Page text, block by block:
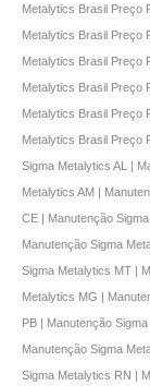
Metalytics Brasil Preço
Metalytics Brasil Preço
Metalytics Brasil Preço
Metalytics Brasil Preço
Metalytics Brasil Preço
Metalytics Brasil Preço
Sigma Metalytics AL |
Metalytics AM |
CE | Manutenção
Manutenção Sigma
Sigma Metalytics MT |
Metalytics MG |
PB | Manutenção
Manutenção Sigma
Sigma Metalytics RN |